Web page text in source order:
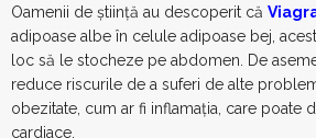
Oamenii de ştiinţă au descoperit că
adipoase albe în celule adipoase bej,
loc să le stocheze pe abdomen. De
reduce riscurile de a suferi de alte
obezitate, cum ar fi inflamaţia, care poate
cardiace.